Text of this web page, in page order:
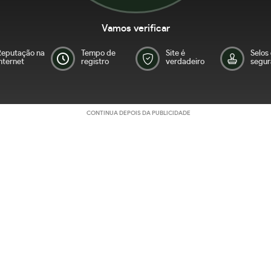
Vamos verificar
na
Tempo de
registro
Site é
verdadeiro
Selos
CONTINUA DEPOIS DA PUBLICIDADE